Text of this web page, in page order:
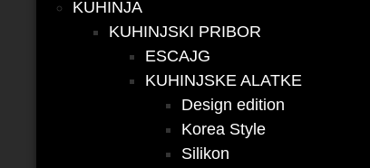
KUHINJA
KUHINJSKI PRIBOR
ESCAJG
KUHINJSKE ALATKE
Design edition
Korea Style
Silikon